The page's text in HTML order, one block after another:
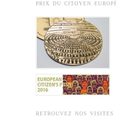
PRIX DU CITOYEN
RETROUVEZ NOS VISITES